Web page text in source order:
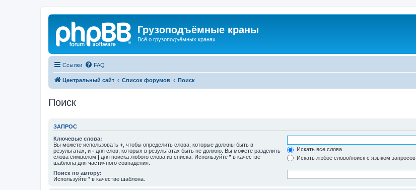
Грузоподъёмные краны
Всё о грузоподъёмных кранах
Ссылки FAQ
Центральный сайт Список форумов Поиск
Поиск
ЗАПРОС
Ключевые слова:
Вы можете использовать + , чтобы определить слова, которые должны быть в
результатах, и - для слов, которых в результатах быть не должно. Вы можете разделить
слова символом | для поиска любого слова из списка. Используйте * в качестве
шаблона для частичного совпадения.
Искать все слова
Искать любое слово/поиск с языком запросов
Поиск по автору:
Используйте * в качестве шаблона.